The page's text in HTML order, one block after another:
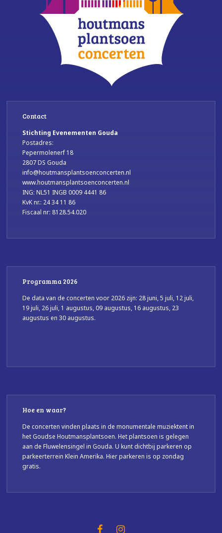
Contact
Stichting Evenementen Gouda
Postadres:
Pepermolenerf 18
2807 DS Gouda
info@houtmansplantsoenconcerten.nl
www.houtmansplantsoenconcerten.nl
ING: NL51 INGB 0009 4441 86
KvK nr.: 24 34 11 86
Fiscaal nr: 8128.54.020
Programma 2026
De data van de concerten voor 2026 zijn: 28 juni, 5 juli, 12 juli,
19 juli, 26 juli, 1 augustus, 09 augustus, 16 augustus, 23
augustus en 30 augustus.
Hoe en waar?
De concerten vinden plaats in de monumentale muziektent in
het Goudse Houtmansplantsoen. Het plantsoen is gelegen
aan de Fluwelensingel in Gouda. U kunt dichtbij parkeren op
parkeerterrein Klein Amerika. Hier parkeren is op zondag
gratis.